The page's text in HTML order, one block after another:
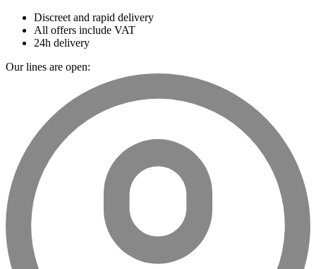
Discreet and rapid delivery
All offers include VAT
24h delivery
Our lines are open: